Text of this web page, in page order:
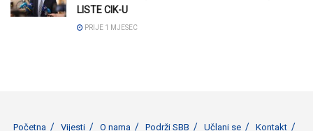
LISTE CIK-U
PRIJE 1 MJESEC
Početna Vijesti O nama Podrži SBB Učlani se Kontakt